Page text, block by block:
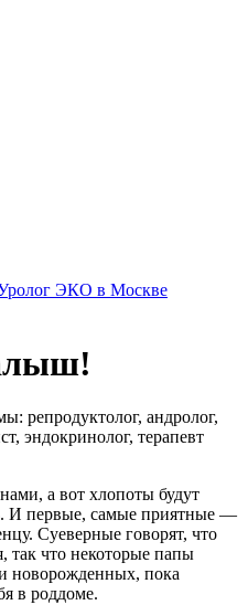
ЭКО в Москве
андролог,
эндокринолог, терапевт
а вот хлопоты будут
И первые, самые приятные —
Суеверные говорят, что
так что некоторые папы
новорожденных, пока
в роддоме.